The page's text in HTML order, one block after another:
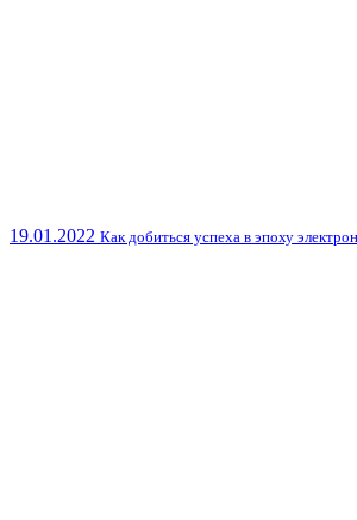
19.01.2022 Как добиться успеха в эпоху